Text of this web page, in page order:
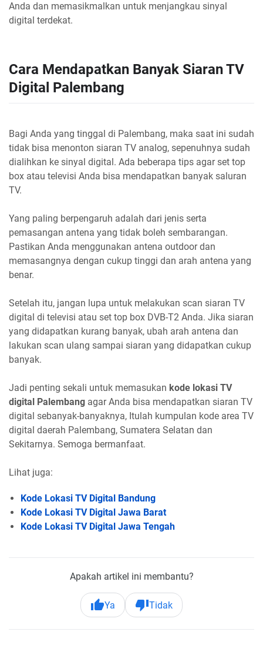
Anda dan memasikmalkan untuk menjangkau sinyal
digital terdekat.
Cara Mendapatkan Banyak Siaran TV
Digital Palembang
Bagi Anda yang tinggal di Palembang, maka saat ini sudah
tidak bisa menonton siaran TV analog, sepenuhnya sudah
dialihkan ke sinyal digital. Ada beberapa tips agar set top
box atau televisi Anda bisa mendapatkan banyak saluran
TV.
Yang paling berpengaruh adalah dari jenis serta
pemasangan antena yang tidak boleh sembarangan.
Pastikan Anda menggunakan antena outdoor dan
memasangnya dengan cukup tinggi dan arah antena yang
benar.
Setelah itu, jangan lupa untuk melakukan scan siaran TV
digital di televisi atau set top box DVB-T2 Anda. Jika siaran
yang didapatkan kurang banyak, ubah arah antena dan
lakukan scan ulang sampai siaran yang didapatkan cukup
banyak.
Jadi penting sekali untuk memasukan kode lokasi TV
digital Palembang agar Anda bisa mendapatkan siaran TV
digital sebanyak-banyaknya, Itulah kumpulan kode area TV
digital daerah Palembang, Sumatera Selatan dan
Sekitarnya. Semoga bermanfaat.
Lihat juga:
Kode Lokasi TV Digital Bandung
Kode Lokasi TV Digital Jawa Barat
Kode Lokasi TV Digital Jawa Tengah
Apakah artikel ini membantu?
Ya Tidak